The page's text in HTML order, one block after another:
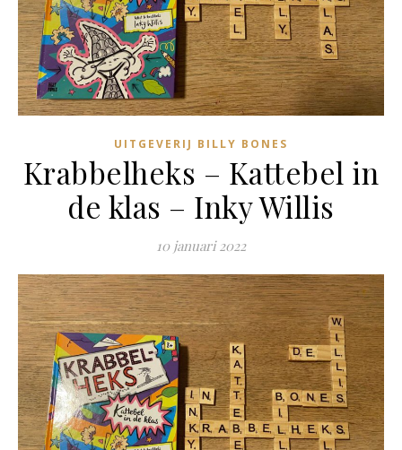
UITGEVERIJ BILLY BONES
Krabbelheks – Kattebel in
de klas – Inky Willis
10 januari 2022